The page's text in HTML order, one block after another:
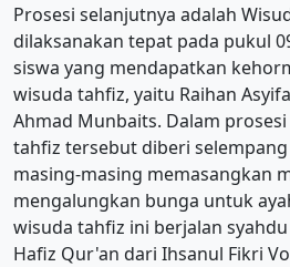
Prosesi selanjutnya adalah
dilaksanakan tepat pada pukul
siswa yang mendapatkan
wisuda tahfiz, yaitu Raihan
Ahmad Munbaits. Dalam
tahfiz tersebut diberi
masing-masing memasangkan
mengalungkan bunga untuk
wisuda tahfiz ini berjalan
Hafiz Qur'an dari Ihsanul Fikri